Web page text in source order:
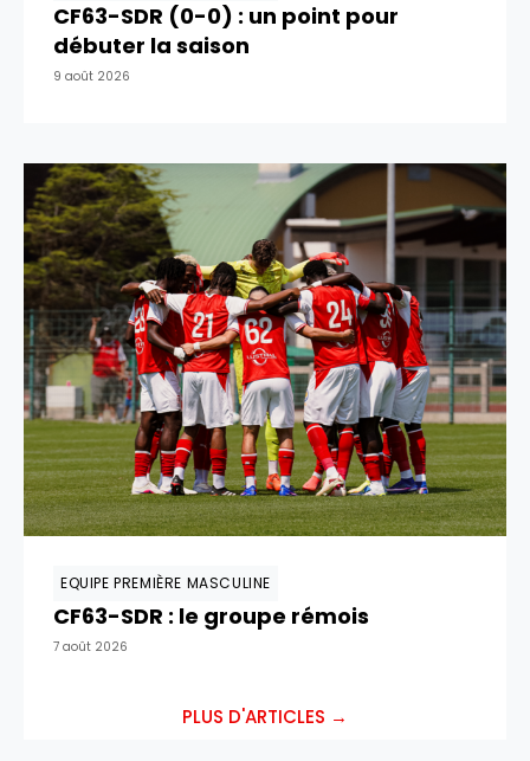
CF63-SDR (0-0) : un point pour
débuter la saison
9 août 2026
EQUIPE PREMIÈRE MASCULINE
CF63-SDR : le groupe rémois
7 août 2026
PLUS D'ARTICLES →